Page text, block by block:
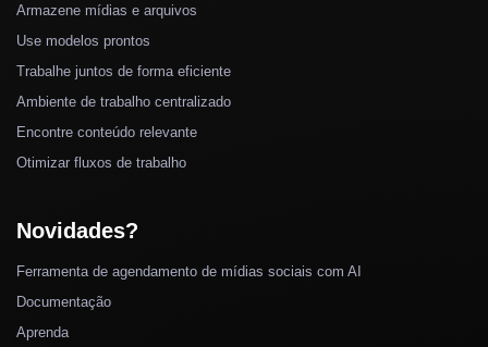
Armazene mídias e arquivos
Use modelos prontos
Trabalhe juntos de forma eficiente
Ambiente de trabalho centralizado
Encontre conteúdo relevante
Otimizar fluxos de trabalho
Novidades?
Ferramenta de agendamento de mídias sociais com AI
Documentação
Aprenda